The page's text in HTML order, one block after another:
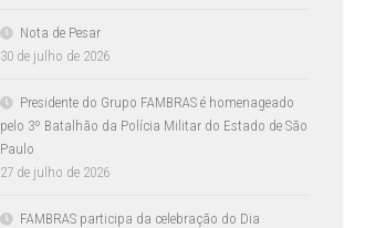
Nota de Pesar
30 de julho de 2026
Presidente do Grupo FAMBRAS é homenageado
pelo 3º Batalhão da Polícia Militar do Estado de São
Paulo
27 de julho de 2026
FAMBRAS participa da celebração do Dia